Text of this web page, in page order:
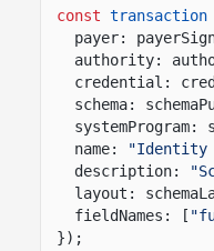
const transaction
payer:
authority:
credential:
schema:
systemProgram:
name:
"Identity
description:
layout:
fieldNames: [
});